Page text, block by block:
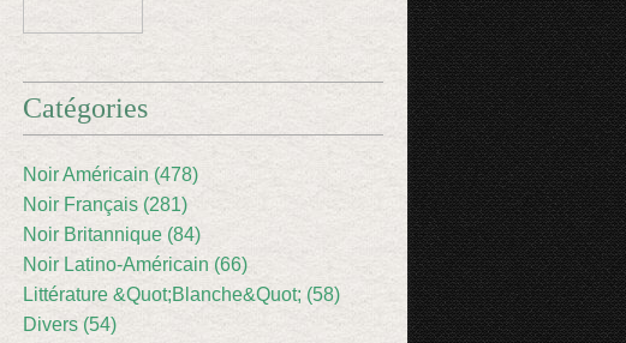
Catégories
Noir Américain (478)
Noir Français (281)
Noir Britannique (84)
Noir Latino-Américain (66)
Littérature &Quot;Blanche&Quot; (58)
Divers (54)